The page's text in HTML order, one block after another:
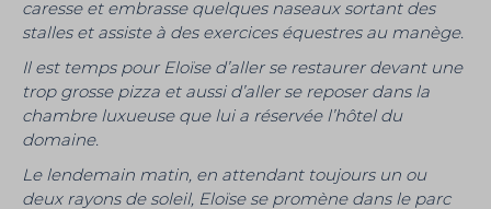
caresse et embrasse quelques naseaux sortant des
stalles et assiste à des exercices équestres au manège.
Il est temps pour Eloïse d’aller se restaurer devant une
trop grosse pizza et aussi d’aller se reposer dans la
chambre luxueuse que lui a réservée l’hôtel du
domaine.
Le lendemain matin, en attendant toujours un ou
deux rayons de soleil, Eloïse se promène dans le parc